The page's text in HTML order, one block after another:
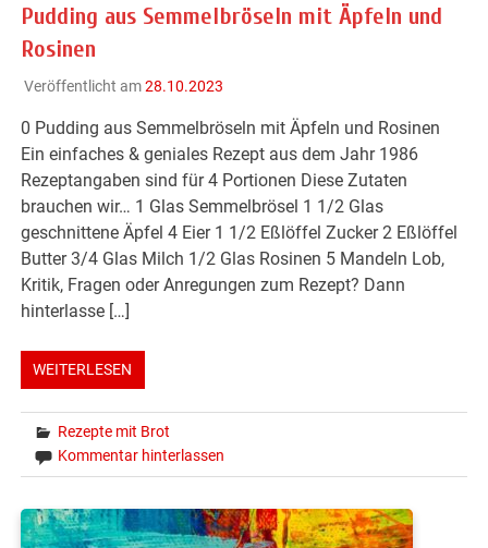
Pudding aus Semmelbröseln mit Äpfeln und
Rosinen
Veröffentlicht am28.10.2023
0 Pudding aus Semmelbröseln mit Äpfeln und Rosinen
Ein einfaches & geniales Rezept aus dem Jahr 1986
Rezeptangaben sind für 4 Portionen Diese Zutaten
brauchen wir… 1 Glas Semmelbrösel 1 1/2 Glas
geschnittene Äpfel 4 Eier 1 1/2 Eßlöffel Zucker 2 Eßlöffel
Butter 3/4 Glas Milch 1/2 Glas Rosinen 5 Mandeln Lob,
Kritik, Fragen oder Anregungen zum Rezept? Dann
hinterlasse […]
WEITERLESEN
Rezepte mit Brot
Kommentar hinterlassen